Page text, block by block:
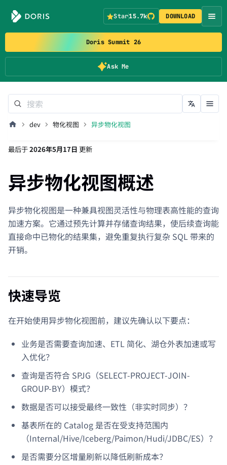
Doris Summit 26
Ask Me
Star15.7k DOWNLOAD
dev 物化视图 异步物化视图
最后于2026年5月17日 更新
异步物化视图概述
异步物化视图是一种兼具视图灵活性与物理表高性能的查询
加速方案。它通过预先计算并存储查询结果，使后续查询能
直接命中已物化的结果集，避免重复执行复杂 SQL 带来的
开销。
快速导览
在开始使用异步物化视图前，建议先确认以下要点：
业务是否需要查询加速、ETL 简化、湖仓外表加速或写
入优化？
查询是否符合 SPJG（SELECT-PROJECT-JOIN-
GROUP-BY）模式？
数据是否可以接受最终一致性（非实时同步）？
基表所在的 Catalog 是否在受支持范围内
（Internal/Hive/Iceberg/Paimon/Hudi/JDBC/ES）？
是否需要分区增量刷新以降低刷新成本？